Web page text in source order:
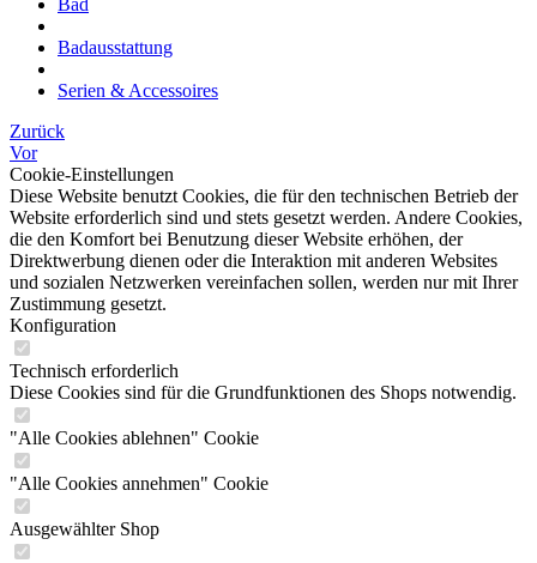
Bad
Badausstattung
Serien & Accessoires
Zurück
Vor
Cookie-Einstellungen
Diese Website benutzt Cookies, die für den technischen Betrieb der
Website erforderlich sind und stets gesetzt werden. Andere Cookies,
die den Komfort bei Benutzung dieser Website erhöhen, der
Direktwerbung dienen oder die Interaktion mit anderen Websites
und sozialen Netzwerken vereinfachen sollen, werden nur mit Ihrer
Zustimmung gesetzt.
Konfiguration
Technisch erforderlich
Diese Cookies sind für die Grundfunktionen des Shops notwendig.
"Alle Cookies ablehnen" Cookie
"Alle Cookies annehmen" Cookie
Ausgewählter Shop